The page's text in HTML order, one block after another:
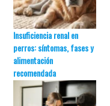
Insuficiencia renal en
perros: síntomas, fases y
alimentación
recomendada